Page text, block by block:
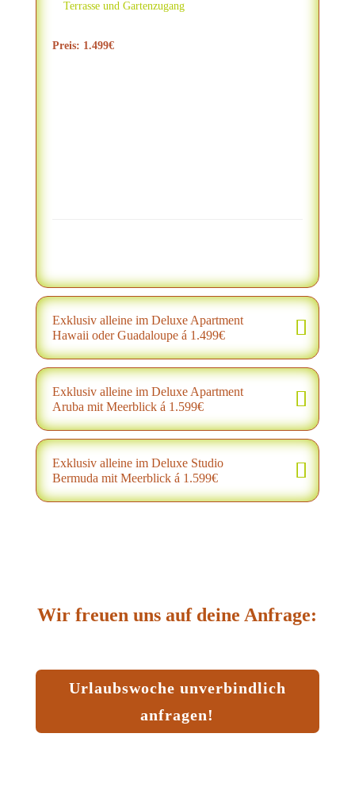
Terrasse und Gartenzugang
Preis: 1.499€
Exklusiv alleine im Deluxe Apartment
Hawaii oder Guadaloupe á 1.499€
Exklusiv alleine im Deluxe Apartment
Aruba mit Meerblick á 1.599€
Exklusiv alleine im Deluxe Studio
Bermuda mit Meerblick á 1.599€
Wir freuen uns auf deine Anfrage:
Urlaubswoche unverbindlich
anfragen!